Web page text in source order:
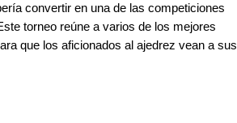
convertir en una de las competiciones
torneo reúne a varios de los mejores
que los aficionados al ajedrez vean a sus